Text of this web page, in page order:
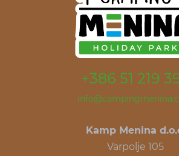
+386 51 219
Kamp Menina
Varpolje 105